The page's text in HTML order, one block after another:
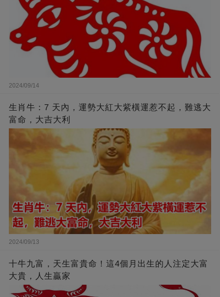
2024/09/14
生肖牛：7 天內，運勢大紅大紫橫運惹不起，難逃大
富命，大吉大利
2024/09/13
十牛九富，天生富貴命！這4個月出生的人注定大富
大貴，人生贏家